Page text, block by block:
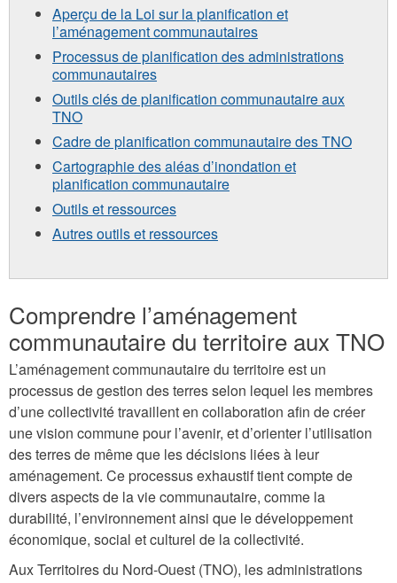
Aperçu de la Loi sur la planification et
l’aménagement communautaires
Processus de planification des administrations
communautaires
Outils clés de planification communautaire aux
TNO
Cadre de planification communautaire des TNO
Cartographie des aléas d’inondation et
planification communautaire
Outils et ressources
Autres outils et ressources
Comprendre l’aménagement
communautaire du territoire aux TNO
L’aménagement communautaire du territoire est un
processus de gestion des terres selon lequel les membres
d’une collectivité travaillent en collaboration afin de créer
une vision commune pour l’avenir, et d’orienter l’utilisation
des terres de même que les décisions liées à leur
aménagement. Ce processus exhaustif tient compte de
divers aspects de la vie communautaire, comme la
durabilité, l’environnement ainsi que le développement
économique, social et culturel de la collectivité.
Aux Territoires du Nord-Ouest (TNO), les administrations